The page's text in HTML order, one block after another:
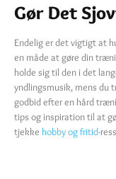
Gør Det
Endelig er det vigtigt at
en måde at gøre din
holde sig til den i det
yndlingsmusik, mens du
godbid efter en hård
tips og inspiration til at
tjekke hobby og fritid-